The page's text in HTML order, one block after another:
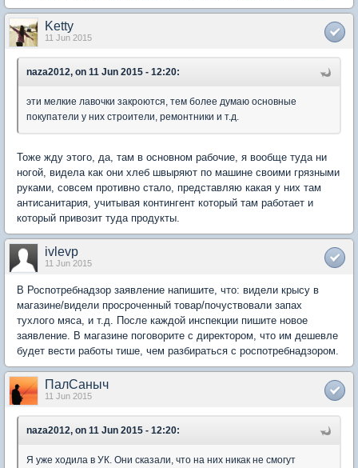
Ketty
11 Jun 2015
naza2012, on 11 Jun 2015 - 12:20:
эти мелкие лавочки закроются, тем более думаю основные
покупатели у них строители, ремонтники и т.д.
Тоже жду этого, да, там в основном рабочие, я вообще туда ни
ногой, видела как они хлеб швыряют по машине своими грязными
руками, совсем противно стало, представляю какая у них там
антисанитария, учитывая контингент который там работает и
который привозит туда продукты.
ivlevp
11 Jun 2015
В Роспотребнадзор заявление напишите, что: видели крысу в
магазине/видели просроченный товар/почуствовали запах
тухлого мяса, и т.д. После каждой инспекции пишите новое
заявление. В магазине поговорите с директором, что им дешевле
будет вести работы тише, чем разбираться с роспотребнадзором.
ПалСаныч
11 Jun 2015
naza2012, on 11 Jun 2015 - 12:20:
Я уже ходила в УК. Они сказали, что на них никак не смогут